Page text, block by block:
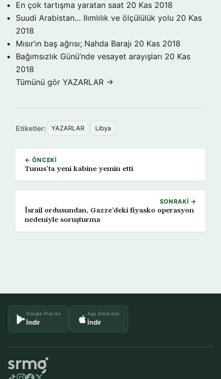
En çok tartışma yaratan saat 20 Kas 2018
Suudi Arabistan… Ilımlılık ve ölçülülük yolu 20 Kas
2018
Mısır’ın baş ağrısı; Nahda Barajı 20 Kas 2018
Bağımsızlık Günü’nde vesayet arayışları 20 Kas
2018
Tümünü gör YAZARLAR →
Etiketler: YAZARLAR Libya
← ÖNCEKI
Tunus’ta yeni kabine yemin etti
SONRAKI →
İsrail ordusundan, Gazze’deki fiyasko operasyon
nedeniyle soruşturma
Google Play'de
İndir
App Store'dan
İndir